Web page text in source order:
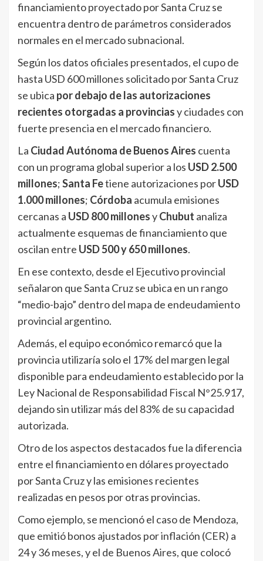
financiamiento proyectado por Santa Cruz se
encuentra dentro de parámetros considerados
normales en el mercado subnacional.
Según los datos oficiales presentados, el cupo de
hasta USD 600 millones solicitado por Santa Cruz
se ubica por debajo de las autorizaciones
recientes otorgadas a provinciasy ciudades con
fuerte presencia en el mercado financiero.
La Ciudad Autónoma de Buenos Aires cuenta
con un programa global superior a los USD 2.500
millones;Santa Fetiene autorizaciones porUSD
1.000 millones; Córdoba acumula emisiones
cercanas a USD 800 millonesyChubut analiza
actualmente esquemas de financiamiento que
oscilan entre USD 500 y 650 millones.
En ese contexto, desde el Ejecutivo provincial
señalaron que Santa Cruz se ubica en un rango
“medio-bajo” dentro del mapa de endeudamiento
provincial argentino.
Además, el equipo económico remarcó que la
provincia utilizaría solo el 17% del margen legal
disponible para endeudamiento establecido por la
Ley Nacional de Responsabilidad Fiscal N°25.917,
dejando sin utilizar más del 83% de su capacidad
autorizada.
Otro de los aspectos destacados fue la diferencia
entre el financiamiento en dólares proyectado
por Santa Cruz y las emisiones recientes
realizadas en pesos por otras provincias.
Como ejemplo, se mencionó el caso de Mendoza,
que emitió bonos ajustados por inflación (CER) a
24 y 36 meses, y el de Buenos Aires, que colocó